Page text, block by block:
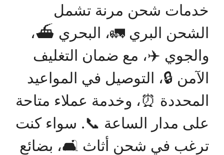
خدمات شحن مرنة تشمل
الشحن البري 🚛، البحري ⛴️،
والجوي ✈️، مع ضمان التغليف
الآمن 🔒، التوصيل في المواعيد
المحددة ⏰، وخدمة عملاء متاحة
على مدار الساعة 📞. سواء كنت
ترغب في شحن أثاث 🛋️، بضائع